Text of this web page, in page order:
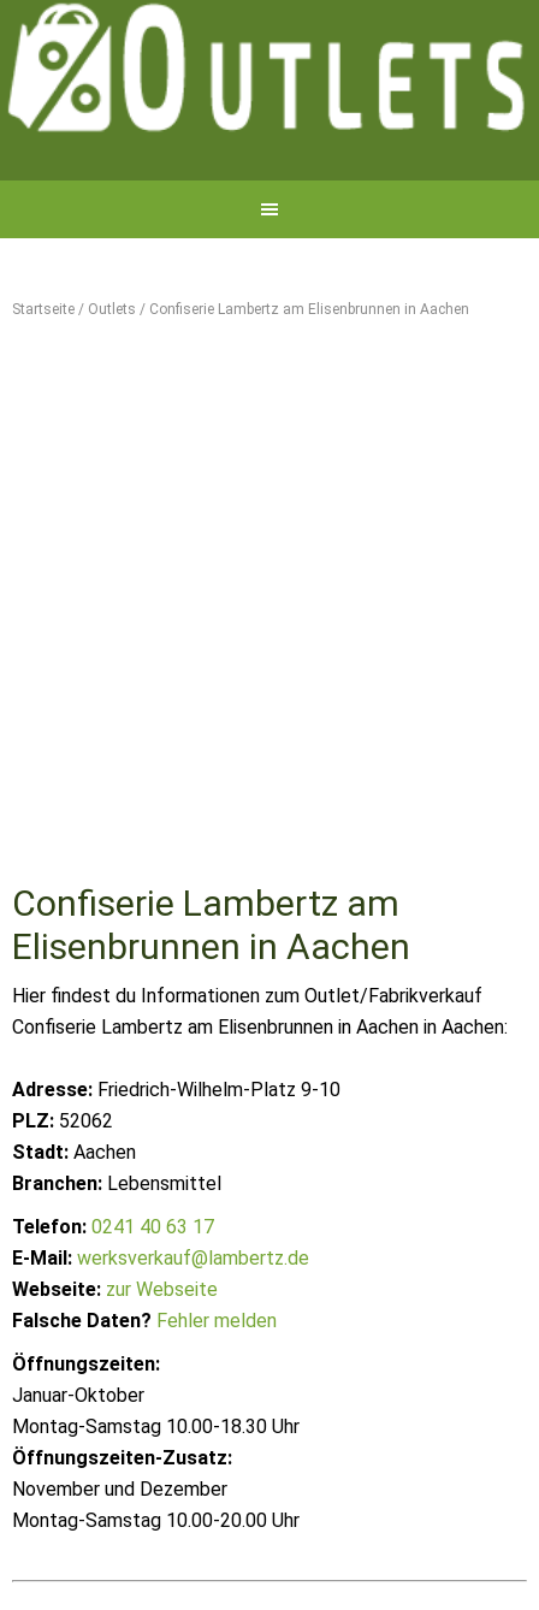
Startseite / Outlets / Confiserie Lambertz am Elisenbrunnen in Aachen
Confiserie Lambertz am
Elisenbrunnen in Aachen
Hier findest du Informationen zum Outlet/Fabrikverkauf
Confiserie Lambertz am Elisenbrunnen in Aachen in Aachen:
Adresse: Friedrich-Wilhelm-Platz 9-10
PLZ: 52062
Stadt: Aachen
Branchen: Lebensmittel
Telefon: 0241 40 63 17
E-Mail: werksverkauf@lambertz.de
Webseite: zur Webseite
Falsche Daten? Fehler melden
Öffnungszeiten:
Januar-Oktober
Montag-Samstag 10.00-18.30 Uhr
Öffnungszeiten-Zusatz:
November und Dezember
Montag-Samstag 10.00-20.00 Uhr